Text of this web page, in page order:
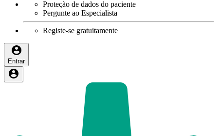
Proteção de dados do paciente
Pergunte ao Especialista
Registe-se gratuitamente
Entrar